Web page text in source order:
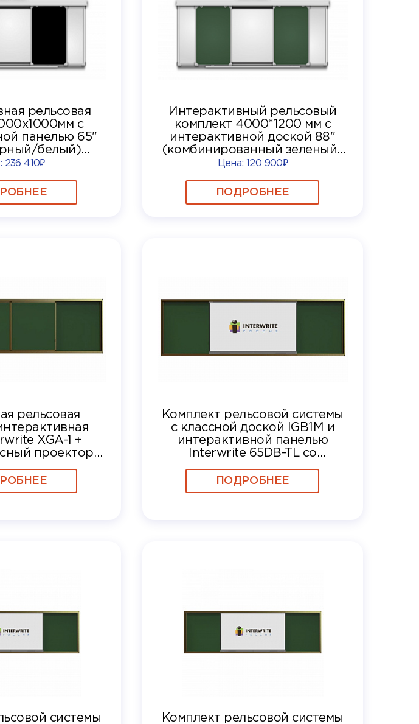
рельсовая
с
панелью 65"
белый)
236 410₽
Интерактивный рельсовый
комплект 4000*1200 мм с
интерактивной доской 88"
(комбинированный зеленый/
белый)
Цена: 120 900₽
ПОДРОБНЕЕ
рельсовая
XGA-1 +
проектор +
Комплект рельсовой системы
с классной доской IGB1M и
интерактивной панелью
Interwrite 65DB-TL со
блоком OPS i5 8GB, SSD 256 Гб
+ Windows 10 PRO +
ПОДРОБНЕЕ
системы
Комплект рельсовой системы